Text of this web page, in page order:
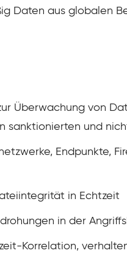
Daten aus globalen
Überwachung von
sanktionierten und
Endpunkte,
in Echtzeit
in der
Korrelation,